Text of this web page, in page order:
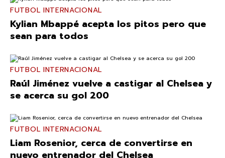
FUTBOL INTERNACIONAL
Kylian Mbappé acepta los pitos pero que
sean para todos
FUTBOL INTERNACIONAL
Raúl Jiménez vuelve a castigar al Chelsea y
se acerca su gol 200
FUTBOL INTERNACIONAL
Liam Rosenior, cerca de convertirse en
nuevo entrenador del Chelsea